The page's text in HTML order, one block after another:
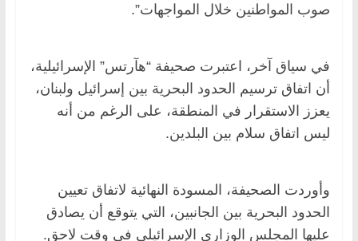
صوب المواطنين خلال المواجهات”.
في سياق آخر، اعتبرت صحيفة “هآرتس” الإسرائيلية،
أن اتفاق ترسيم الحدود البحرية بين إسرائيل ولبنان،
يعزز الاستقرار في المنطقة، على الرغم من أنه
ليس اتفاق سلام بين البلدين.
وأوردت الصحيفة، المسودة النهائية لاتفاق تعيين
الحدود البحرية بين الجانبين، التي يتوقع أن يصادق
عليها المجلس الوزاري الإسرائيلي في وقت لاحق.